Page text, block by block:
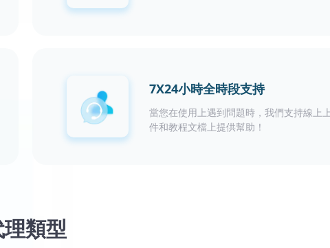
7X24小時全時段支持
當您在使用上遇到問題時，我們支持線上
件和教程文檔上提供幫助！
類型